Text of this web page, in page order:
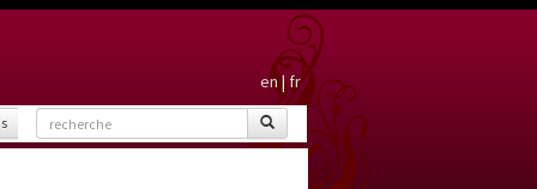
en|fr